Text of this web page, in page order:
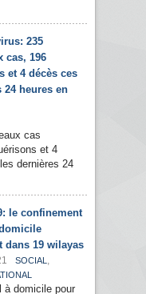
235
cas, 196
et 4 décès ces
24 heures en
cas
et 4
dernières 24
le confinement
dans 19 wilayas
SOCIAL ,
à domicile pour